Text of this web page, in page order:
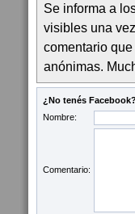
Se informa a
visibles una
comentario
anónimas.
¿No tenés Facebook?
Nombre:
Comentario: